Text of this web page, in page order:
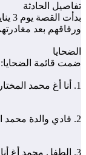
تفاصيل الحادثة
ورفاقهم بعد
الضحايا
ضمت قائمة الضحايا:
1. أنا أغ محمد المختار
2. فادي والدة محمد المهدي
3. الطفل محمد أغ أنا